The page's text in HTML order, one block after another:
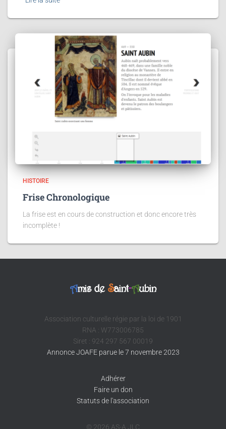
HISTOIRE
Frise Chronologique
La frise est en cours de construction et donc encore très
incomplète !
Amis de Saint-Aubin
Association culturelle régie par la loi de 1901
RNA : W773006785
Siret : 924 297 567 00019
Annonce JOAFE parue le 7 novembre 2023
Adhérer
Faire un don
Statuts de l'association
© 2026 AS-A JLC